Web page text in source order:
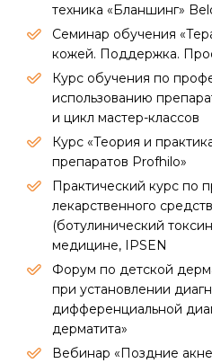
техника «Бланшинг»
Семинар обучения
кожей. Поддержка.
Курс обучения по
использованию
и цикл мастер-классов
Курс «Теория и
препаратов Profhilo»
Практический курс по
лекарственного
(ботулинический
медицине, IPSEN
Форум по детской
при установлении
дифференциальной
дерматита»
Вебинар «Поздние